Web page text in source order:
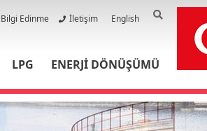
Bilgi Edinme İletişim English
LPG ENERJİ DÖNÜŞÜMÜ